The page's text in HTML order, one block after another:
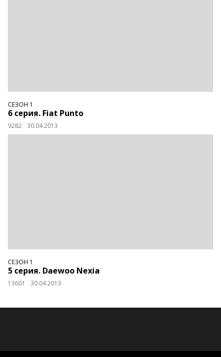
СЕЗОН 1
6 серия. Fiat Punto
9282 30.04.2013
СЕЗОН 1
5 серия. Daewoo Nexia
13601 30.04.2013